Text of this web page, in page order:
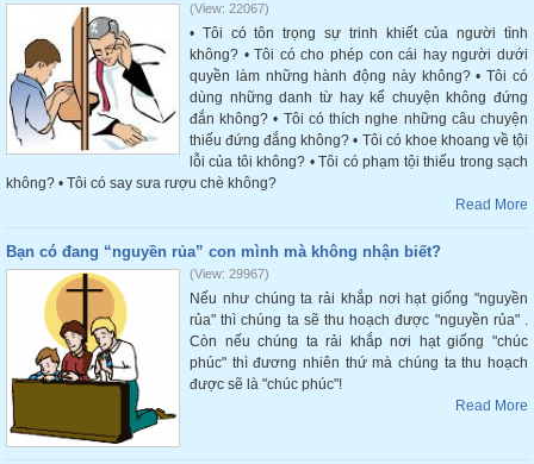
(View: 22067)
• Tôi có tôn trọng sự trinh khiết của người tình
không? • Tôi có cho phép con cái hay người dưới
quyền làm những hành động này không? • Tôi có
dùng những danh từ hay kể chuyện không đứng
đắn không? • Tôi có thích nghe những câu chuyện
thiếu đứng đắng không? • Tôi có khoe khoang về tội
lỗi của tôi không? • Tôi có phạm tội thiếu trong sạch
không? • Tôi có say sưa rượu chè không?
Read More
Bạn có đang “nguyền rủa” con mình mà không nhận biết?
(View: 29967)
Nếu như chúng ta rải khắp nơi hạt giống "nguyền
rủa" thì chúng ta sẽ thu hoạch được "nguyền rủa" .
Còn nếu chúng ta rải khắp nơi hạt giống "chúc
phúc" thì đương nhiên thứ mà chúng ta thu hoạch
được sẽ là "chúc phúc"!
Read More